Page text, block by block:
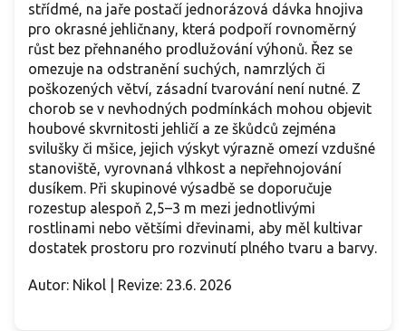
střídmé, na jaře postačí jednorázová dávka hnojiva
pro okrasné jehličnany, která podpoří rovnoměrný
růst bez přehnaného prodlužování výhonů. Řez se
omezuje na odstranění suchých, namrzlých či
poškozených větví, zásadní tvarování není nutné. Z
chorob se v nevhodných podmínkách mohou objevit
houbové skvrnitosti jehličí a ze škůdců zejména
svilušky či mšice, jejich výskyt výrazně omezí vzdušné
stanoviště, vyrovnaná vlhkost a nepřehnojování
dusíkem. Při skupinové výsadbě se doporučuje
rozestup alespoň 2,5–3 m mezi jednotlivými
rostlinami nebo většími dřevinami, aby měl kultivar
dostatek prostoru pro rozvinutí plného tvaru a barvy.
Autor: Nikol | Revize: 23.6. 2026